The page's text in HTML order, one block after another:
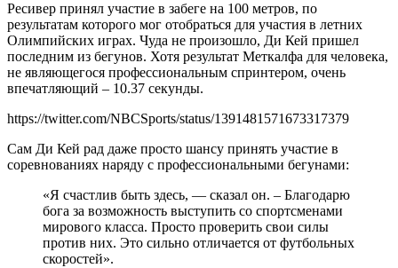
Ресивер принял участие в забеге на 100 метров, по
результатам которого мог отобраться для участия в летних
Олимпийских играх. Чуда не произошло, Ди Кей пришел
последним из бегунов. Хотя результат Меткалфа для человека,
не являющегося профессиональным спринтером, очень
впечатляющий – 10.37 секунды.
https://twitter.com/NBCSports/status/1391481571673317379
Сам Ди Кей рад даже просто шансу принять участие в
соревнованиях наряду с профессиональными бегунами:
«Я счастлив быть здесь, — сказал он. – Благодарю
бога за возможность выступить со спортсменами
мирового класса. Просто проверить свои силы
против них. Это сильно отличается от футбольных
скоростей».